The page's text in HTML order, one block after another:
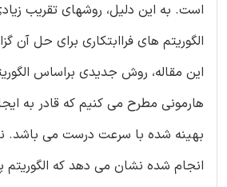
است. به این دلیل، روشهای تقریب
الگوریتم های فراابتکاری برای حل
این مقاله، روش جدیدی براساس
هارمونی مطرح می کنیم که قادر به
بهینه شده با سرعت درست می باشد.
انجام شده نشان می دهد که الگوریتم